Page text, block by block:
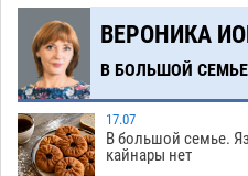
на набережной в
16:02
Предприниматели с рынка
Жилгородок в
не верить, что их торговые
снесут
ВЕРОНИКА
В БОЛЬШОЙ СЕМЬЕ
17.07
В большой семье.
кайнары нет